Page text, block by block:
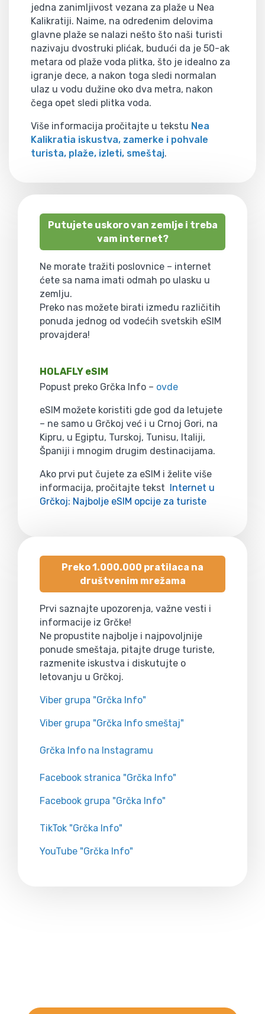
jedna zanimljivost vezana za plaže u Nea
Kalikratiji. Naime, na određenim delovima
glavne plaže se nalazi nešto što naši turisti
nazivaju dvostruki plićak, budući da je 50-ak
metara od plaže voda plitka, što je idealno za
igranje dece, a nakon toga sledi normalan
ulaz u vodu dužine oko dva metra, nakon
čega opet sledi plitka voda.
Više informacija pročitajte u tekstu Nea
Kalikratia iskustva, zamerke i pohvale
turista, plaže, izleti, smeštaj.
Putujete uskoro van zemlje i treba
vam internet?
Ne morate tražiti poslovnice – internet
ćete sa nama imati odmah po ulasku u
zemlju.
Preko nas možete birati između različitih
ponuda jednog od vodećih svetskih eSIM
provajdera!
HOLAFLY eSIM
Popust preko Grčka Info – ovde
eSIM možete koristiti gde god da letujete
– ne samo u Grčkoj već i u Crnoj Gori, na
Kipru, u Egiptu, Turskoj, Tunisu, Italiji,
Španiji i mnogim drugim destinacijama.
Ako prvi put čujete za eSIM i želite više
informacija, pročitajte tekst Internet u
Grčkoj: Najbolje eSIM opcije za turiste
Preko 1.000.000 pratilaca na
društvenim mrežama
Prvi saznajte upozorenja, važne vesti i
informacije iz Grčke!
Ne propustite najbolje i najpovoljnije
ponude smeštaja, pitajte druge turiste,
razmenite iskustva i diskutujte o
letovanju u Grčkoj.
Viber grupa "Grčka Info"
Viber grupa "Grčka Info smeštaj"
Grčka Info na Instagramu
Facebook stranica "Grčka Info"
Facebook grupa "Grčka Info"
TikTok "Grčka Info"
YouTube "Grčka Info"